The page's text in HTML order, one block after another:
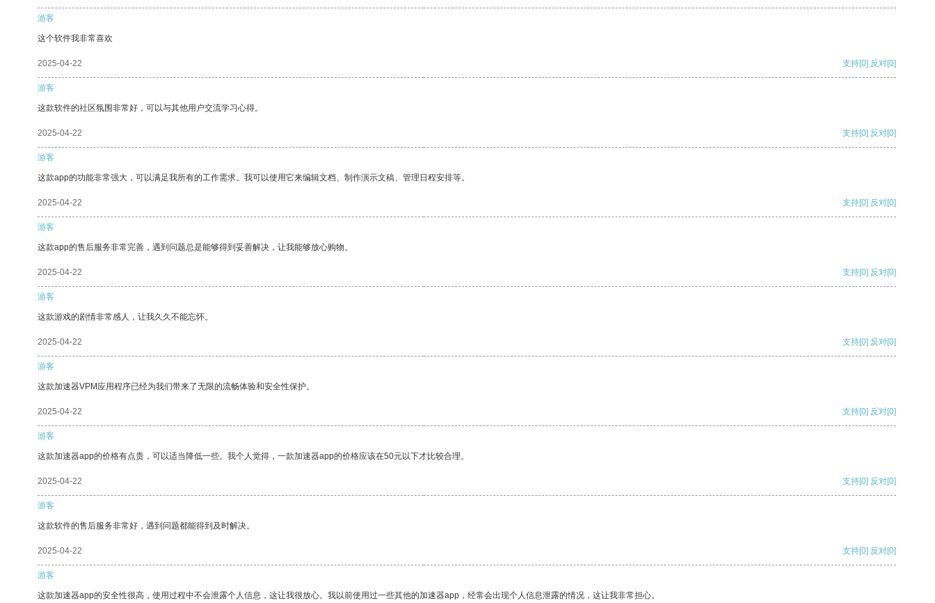
游客
这个软件我非常喜欢
2025-04-22 支持[0] 反对[0]
游客
这款软件的社区氛围非常好，可以与其他用户交流学习心得。
2025-04-22 支持[0] 反对[0]
游客
这款app的功能非常强大，可以满足我所有的工作需求。我可以使用它来编辑文档、制作演示文稿、管理日程安排等。
2025-04-22 支持[0] 反对[0]
游客
这款app的售后服务非常完善，遇到问题总是能够得到妥善解决，让我能够放心购物。
2025-04-22 支持[0] 反对[0]
游客
这款游戏的剧情非常感人，让我久久不能忘怀。
2025-04-22 支持[0] 反对[0]
游客
这款加速器VPM应用程序已经为我们带来了无限的流畅体验和安全性保护。
2025-04-22 支持[0] 反对[0]
游客
这款加速器app的价格有点贵，可以适当降低一些。我个人觉得，一款加速器app的价格应该在50元以下才比较合理。
2025-04-22 支持[0] 反对[0]
游客
这款软件的售后服务非常好，遇到问题都能得到及时解决。
2025-04-22 支持[0] 反对[0]
游客
这款加速器app的安全性很高，使用过程中不会泄露个人信息，这让我很放心。我以前使用过一些其他的加速器app，经常会出现个人信息泄露的情况，这让我非常担心。